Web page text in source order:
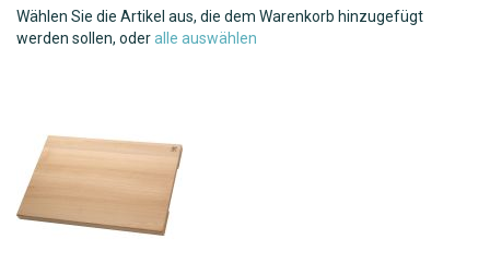
Wählen Sie die Artikel aus, die dem Warenkorb hinzugefügt
werden sollen, oderalle auswählen